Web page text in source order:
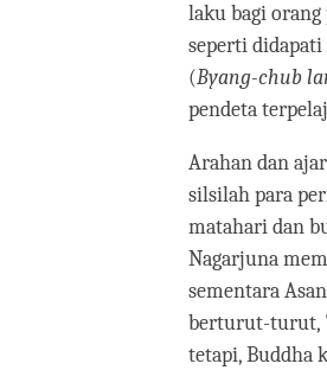
laku bagi
seperti didapati
(Byang-chub
pendeta
Arahan dan
silsilah para
matahari dan
Nagarjuna
sementara
berturut-turut,
tetapi, Buddha